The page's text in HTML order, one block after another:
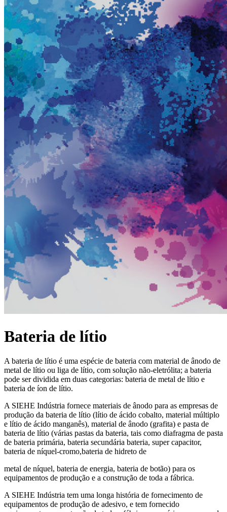
Bateria de lítio
A bateria de lítio é uma espécie de bateria com material de ânodo de
metal de lítio ou liga de lítio, com solução não-eletrólita; a bateria
pode ser dividida em duas categorias: bateria de metal de lítio e
bateria de íon de lítio.
A SIEHE Indústria fornece materiais de ânodo para as empresas de
produção da bateria de lítio (lítio de ácido cobalto, material múltiplo
e lítio de ácido manganês), material de ânodo (grafita) e pasta de
bateria de lítio (várias pastas da bateria, tais como diafragma de pasta
de bateria primária, bateria secundária bateria, super capacitor,
bateria de níquel-cromo,bateria de hidreto de
metal de níquel, bateria de energia, bateria de botão) para os
equipamentos de produção e a construção de toda a fábrica.
A SIEHE Indústria tem uma longa história de fornecimento de
equipamentos de produção de adesivo, e tem fornecido